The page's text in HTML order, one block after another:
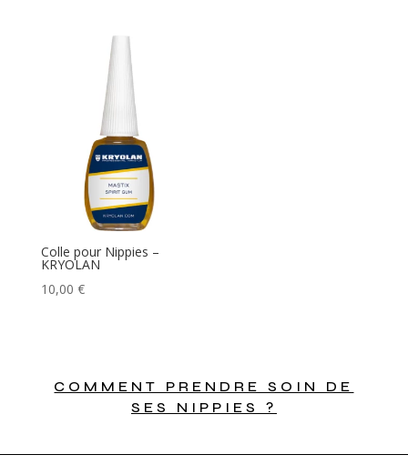
Colle pour Nippies –
KRYOLAN
10,00 €
COMMENT PRENDRE SOIN DE
SES NIPPIES ?